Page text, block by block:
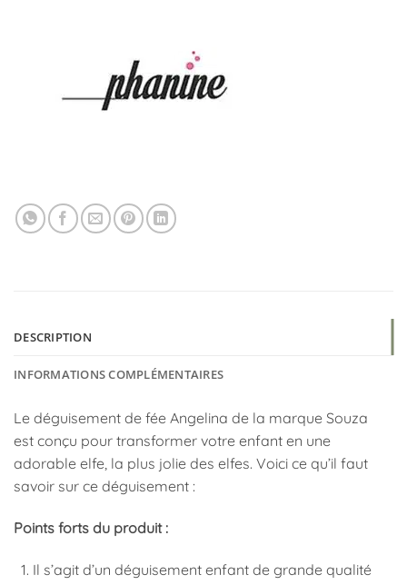
DESCRIPTION
INFORMATIONS COMPLÉMENTAIRES
Le déguisement de fée Angelina de la marque Souza
est conçu pour transformer votre enfant en une
adorable elfe, la plus jolie des elfes. Voici ce qu’il faut
savoir sur ce déguisement :
Points forts du produit :
Il s’agit d’un déguisement enfant de grande qualité